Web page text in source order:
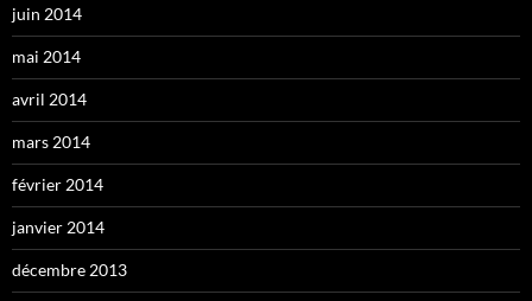
juin 2014
mai 2014
avril 2014
mars 2014
février 2014
janvier 2014
décembre 2013